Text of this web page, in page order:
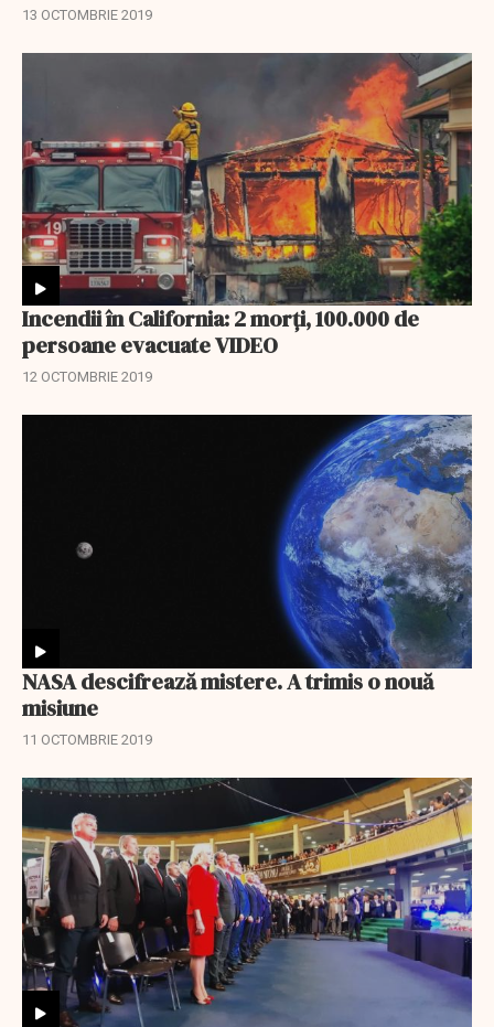
13 OCTOMBRIE 2019
Incendii în California: 2 morți, 100.000 de
persoane evacuate VIDEO
12 OCTOMBRIE 2019
NASA descifrează mistere. A trimis o nouă
misiune
11 OCTOMBRIE 2019